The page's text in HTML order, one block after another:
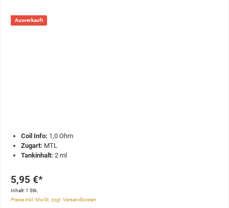
Ausverkauft
Coil Info: 1,0 Ohm
Zugart: MTL
Tankinhalt: 2 ml
5,95 €*
Inhalt:1 Stk.
Preise inkl. MwSt. zzgl. Versandkosten